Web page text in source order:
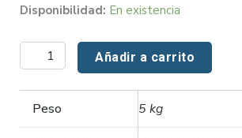
Disponibilidad: En existencia
Tabla
cantidad
Añadir a carrito
Peso 5 kg